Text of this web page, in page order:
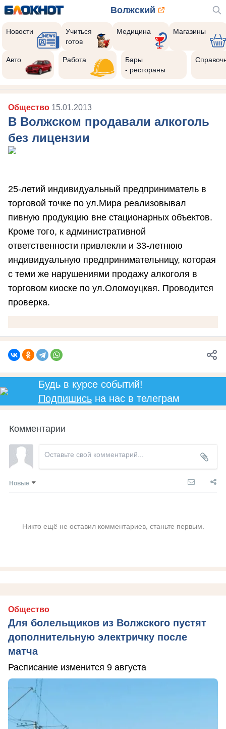
Волжский
Новости
Учиться
готов
Медицина Магазины
Авто Работа
Бары
- рестораны
Общество 15.01.2013
В Волжском продавали алкоголь
без лицензии
25-летий индивидуальный предприниматель в
торговой точке по ул.Мира реализовывал
пивную продукцию вне стационарных объектов.
Кроме того, к административной
ответственности привлекли и 33-летнюю
индивидуальную предпринимательницу, которая
с теми же нарушениями продажу алкоголя в
торговом киоске по ул.Оломоуцкая. Проводится
проверка.
Будь в курсе событий!
Подпишисьна нас в телеграм
Комментарии
Новые
Никто ещё не оставил комментариев, станьте первым.
Общество
Для болельщиков из Волжского пустят
дополнительную электричку после
матча
Расписание изменится 9 августа